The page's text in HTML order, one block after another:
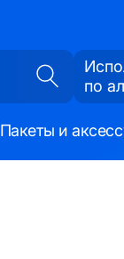
по
Пакеты и